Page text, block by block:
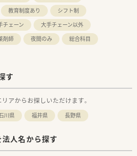
教育制度あり
シフト制
チェーン
大手チェーン以外
剤師 夜間のみ
総合科目
す
アからお探しいただけます。
川県 福井県 長野県
人名から探す